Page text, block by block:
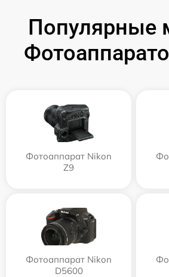
Популярные
Фотоаппарат Nikon
Z9
Фотоаппарат Nikon
D5600